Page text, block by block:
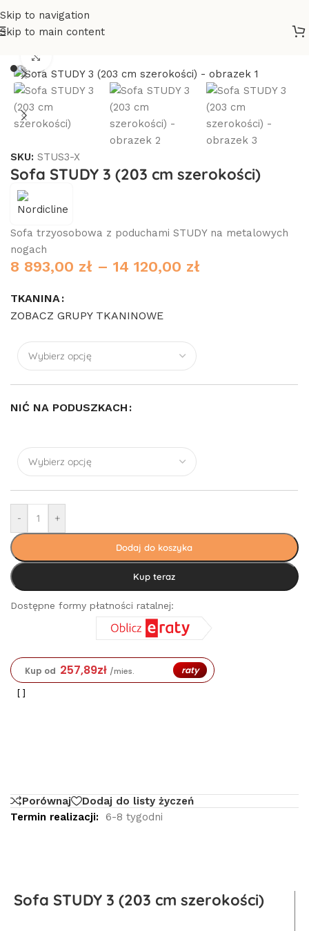
Skip to navigation
Skip to main content
SKU: STUS3-X
Sofa STUDY 3 (203 cm szerokości)
Sofa trzyosobowa z poduchami STUDY na metalowych
nogach
8 893,00 zł – 14 120,00 zł
TKANINA
ZOBACZ GRUPY TKANINOWE
NIĆ NA PODUSZKACH
- +
Dodaj do koszyka
Kup teraz
Dostępne formy płatności ratalnej:
Kup od 257,89zł /mies. raty
Porównaj
Dodaj do listy życzeń
Termin realizacji:
6-8 tygodni
Sofa STUDY 3 (203 cm szerokości)